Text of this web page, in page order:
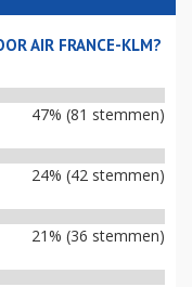
AIR FRANCE-KLM?
47% (81 stemmen)
24% (42 stemmen)
21% (36 stemmen)